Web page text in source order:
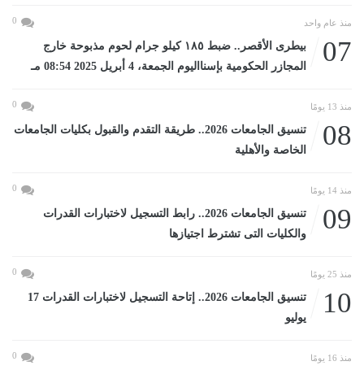
منذ عام واحد 0
07
بيطرى الأقصر.. ضبط ١٨٥ كيلو جرام لحوم مذبوحة خارج
المجازر الحكومية بإسنااليوم الجمعة، 4 أبريل 2025 08:54 مـ
منذ 13 يومًا 0
08
تنسيق الجامعات 2026.. طريقة التقدم والقبول بكليات الجامعات
الخاصة والأهلية
منذ 14 يومًا 0
09
تنسيق الجامعات 2026.. رابط التسجيل لاختبارات القدرات
والكليات التى تشترط اجتيازها
منذ 25 يومًا 0
10
تنسيق الجامعات 2026.. إتاحة التسجيل لاختبارات القدرات 17
يوليو
منذ 16 يومًا 0